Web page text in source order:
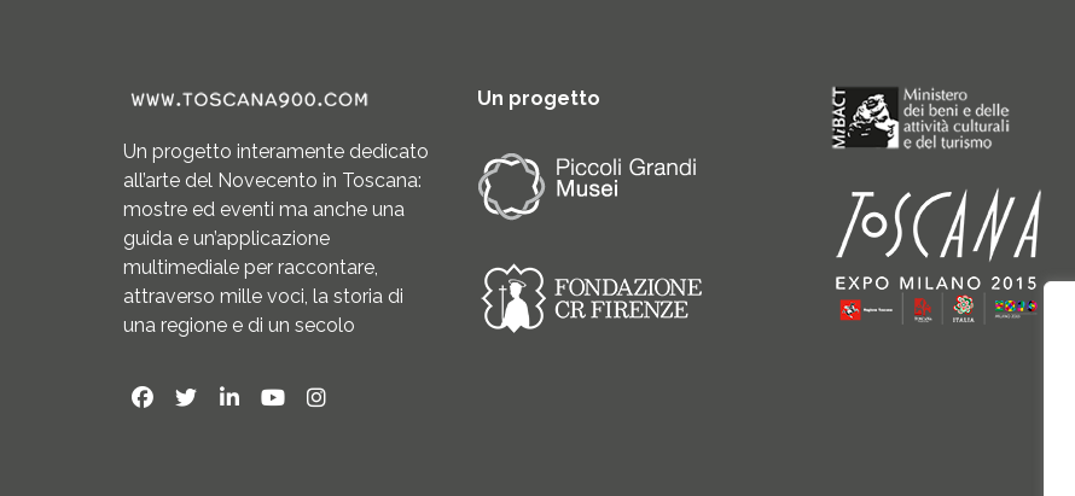
Un progetto interamente dedicato
all’arte del Novecento in Toscana:
mostre ed eventi ma anche una
guida e un’applicazione
multimediale per raccontare,
attraverso mille voci, la storia di
una regione e di un secolo
Un progetto